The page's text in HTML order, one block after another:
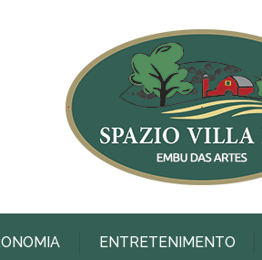
ENTRETENIMENTO